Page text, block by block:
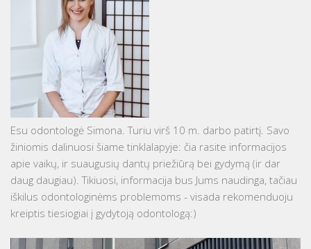
Esu odontologė Simona. Turiu virš 10 m. darbo patirtį. Savo
žiniomis dalinuosi šiame tinklalapyje: čia rasite informacijos
apie vaikų, ir suaugusių dantų priežiūrą bei gydymą (ir dar
daug daugiau). Tikiuosi, informacija bus Jums naudinga, tačiau
iškilus odontologinėms problemoms - visada rekomenduoju
kreiptis tiesiogiai į gydytoją odontologą:)